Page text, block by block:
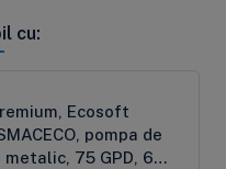
cu:
Ecosoft
pompa de
75 GPD, 6